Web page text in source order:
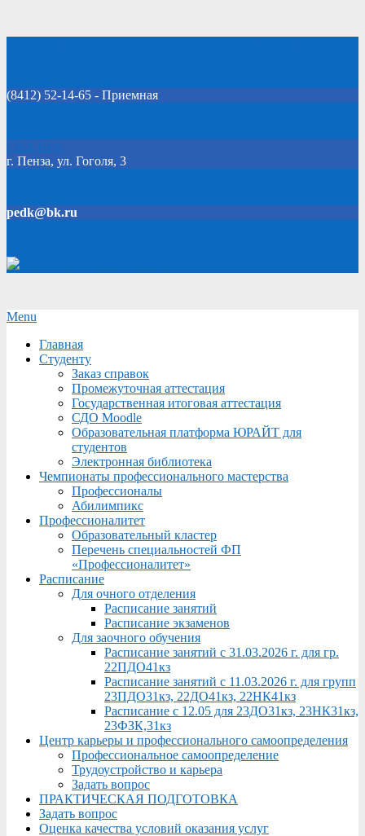
(8412) 52-14-65 - Приемная
Click Here
г. Пенза, ул. Гоголя, 3
pedk@bk.ru
Secondary
Menu
Menu
Главная
Студенту
Заказ справок
Промежуточная аттестация
Государственная итоговая аттестация
СДО Moodle
Образовательная платформа ЮРАЙТ для
студентов
Электронная библиотека
Чемпионаты профессионального мастерства
Профессионалы
Абилимпикс
Профессионалитет
Образовательный кластер
Перечень специальностей ФП
«Профессионалитет»
Расписание
Для очного отделения
Расписание занятий
Расписание экзаменов
Для заочного обучения
Расписание занятий с 31.03.2026 г. для гр.
22ПДО41кз
Расписание занятий с 11.03.2026 г. для групп
23ПДО31кз, 22ДО41кз, 22НК41кз
Расписание с 12.05 для 23ДО31кз, 23НК31кз,
23ФЗК,31кз
Центр карьеры и профессионального самоопределения
Профессиональное самоопределение
Трудоустройство и карьера
Задать вопрос
ПРАКТИЧЕСКАЯ ПОДГОТОВКА
Задать вопрос
Оценка качества условий оказания услуг